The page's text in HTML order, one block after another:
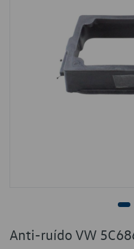
Anti-ruído VW